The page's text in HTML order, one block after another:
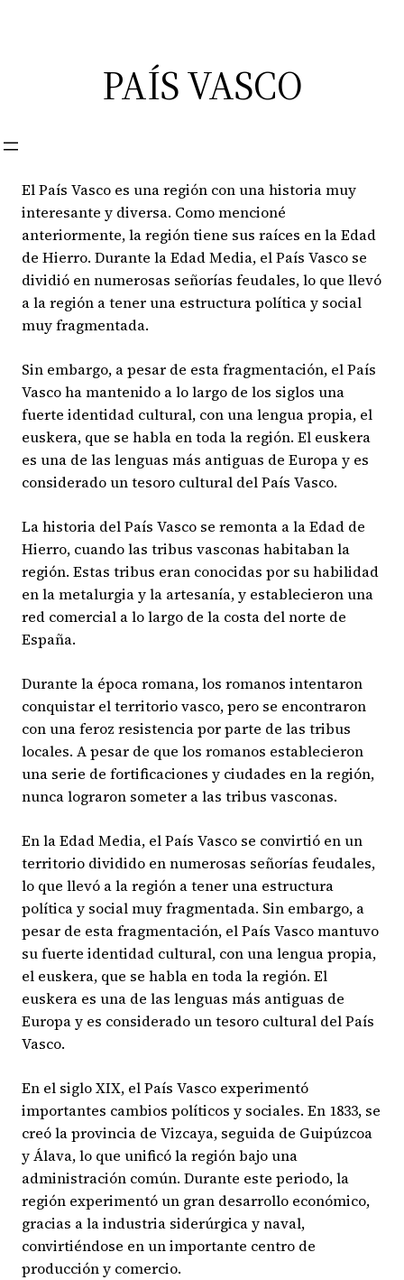
PAÍS VASCO
El País Vasco es una región con una historia muy
interesante y diversa. Como mencioné
anteriormente, la región tiene sus raíces en la Edad
de Hierro. Durante la Edad Media, el País Vasco se
dividió en numerosas señorías feudales, lo que llevó
a la región a tener una estructura política y social
muy fragmentada.
Sin embargo, a pesar de esta fragmentación, el País
Vasco ha mantenido a lo largo de los siglos una
fuerte identidad cultural, con una lengua propia, el
euskera, que se habla en toda la región. El euskera
es una de las lenguas más antiguas de Europa y es
considerado un tesoro cultural del País Vasco.
La historia del País Vasco se remonta a la Edad de
Hierro, cuando las tribus vasconas habitaban la
región. Estas tribus eran conocidas por su habilidad
en la metalurgia y la artesanía, y establecieron una
red comercial a lo largo de la costa del norte de
España.
Durante la época romana, los romanos intentaron
conquistar el territorio vasco, pero se encontraron
con una feroz resistencia por parte de las tribus
locales. A pesar de que los romanos establecieron
una serie de fortificaciones y ciudades en la región,
nunca lograron someter a las tribus vasconas.
En la Edad Media, el País Vasco se convirtió en un
territorio dividido en numerosas señorías feudales,
lo que llevó a la región a tener una estructura
política y social muy fragmentada. Sin embargo, a
pesar de esta fragmentación, el País Vasco mantuvo
su fuerte identidad cultural, con una lengua propia,
el euskera, que se habla en toda la región. El
euskera es una de las lenguas más antiguas de
Europa y es considerado un tesoro cultural del País
Vasco.
En el siglo XIX, el País Vasco experimentó
importantes cambios políticos y sociales. En 1833, se
creó la provincia de Vizcaya, seguida de Guipúzcoa
y Álava, lo que unificó la región bajo una
administración común. Durante este periodo, la
región experimentó un gran desarrollo económico,
gracias a la industria siderúrgica y naval,
convirtiéndose en un importante centro de
producción y comercio.